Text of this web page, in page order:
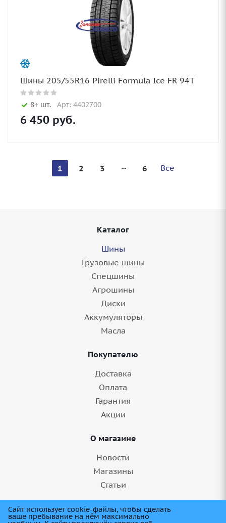
Шины 205/55R16 Pirelli Formula Ice FR 94T
8+ шт. Арт: 4402700
6 450 руб.
1 2 3 6 Все
Каталог
Шины
Грузовые шины
Спецшины
Агрошины
Диски
Аккумуляторы
Масла
Покупателю
Доставка
Оплата
Гарантия
Акции
О магазине
Новости
Магазины
Статьи
8 (845) 275-99-11
Сайт использует cookie-файлы, чтобы сделать
ваше пребывание на нём максимально